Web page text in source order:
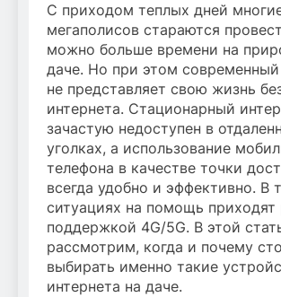
С приходом теплых дней
мегаполисов стараются
можно больше времени на
даче. Но при этом современный
не представляет свою жизнь
интернета. Стационарный
зачастую недоступен в
уголках, а использование
телефона в качестве точки
всегда удобно и эффективно. В
ситуациях на помощь приходят
поддержкой 4G/5G. В этой
рассмотрим, когда и почему
выбирать именно такие
интернета на даче.